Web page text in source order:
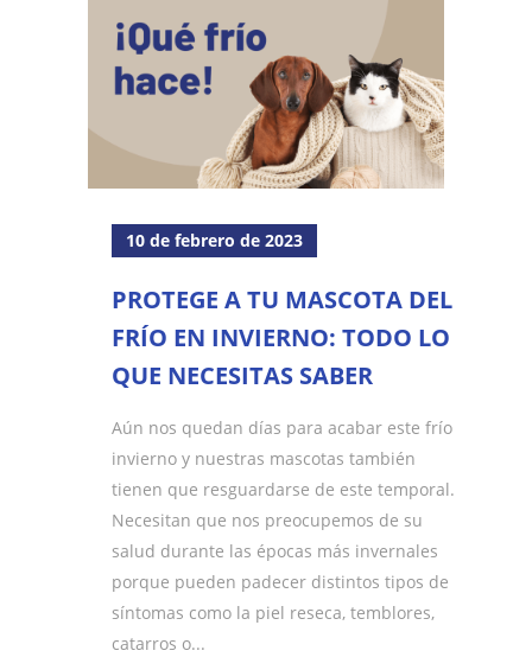
10 de febrero de 2023
PROTEGE A TU MASCOTA DEL
FRÍO EN INVIERNO: TODO LO
QUE NECESITAS SABER
Aún nos quedan días para acabar este frío
invierno y nuestras mascotas también
tienen que resguardarse de este temporal.
Necesitan que nos preocupemos de su
salud durante las épocas más invernales
porque pueden padecer distintos tipos de
síntomas como la piel reseca, temblores,
catarros o...